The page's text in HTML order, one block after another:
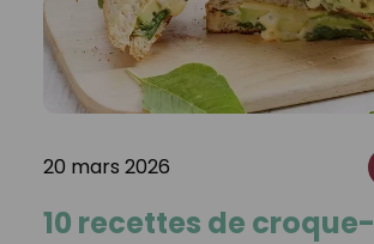
20 mars 2026
10 recettes de croque-